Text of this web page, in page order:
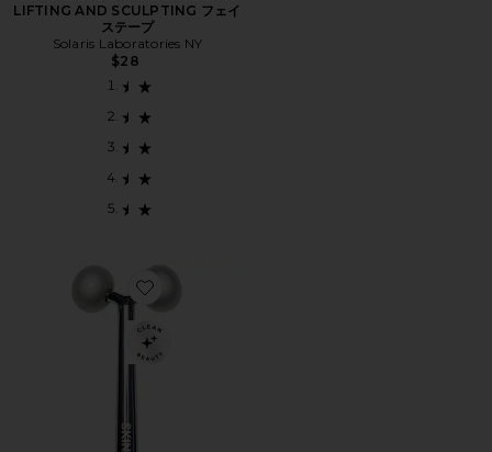
LIFTING AND SCULPTING フェイ
ステープ
Solaris Laboratories NY
$28
Favorite FACE SCULPTOR ツール